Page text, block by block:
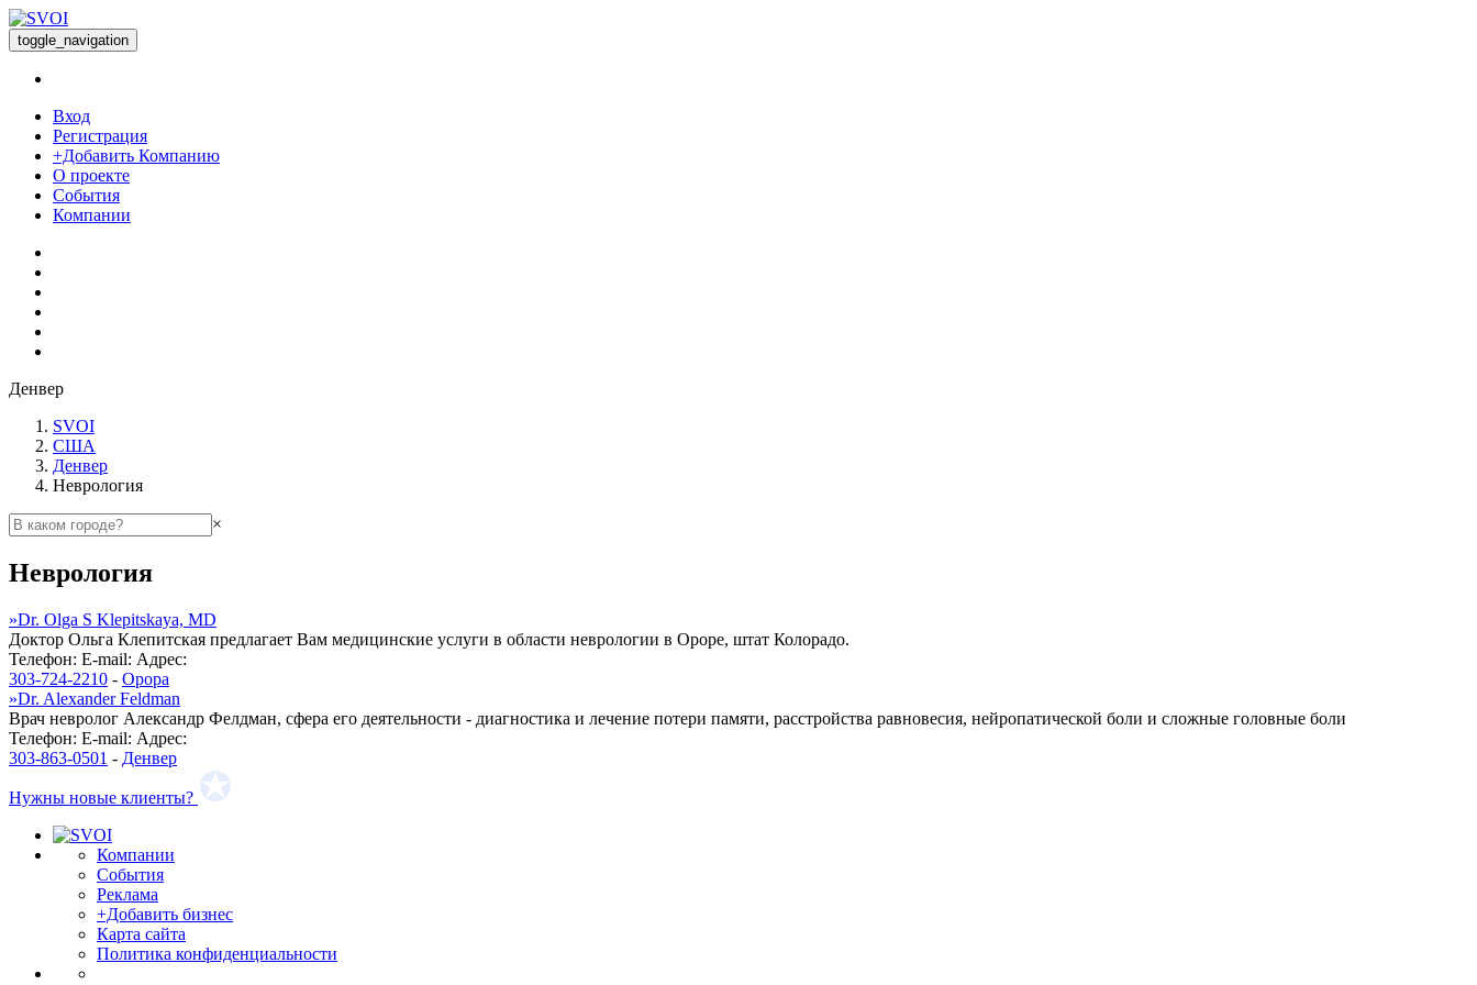
toggle_navigation
Вход
Регистрация
+Добавить Компанию
О проекте
События
Компании
Денвер
SVOI
США
Денвер
Неврология
×
Неврология
»Dr. Olga S Klepitskaya, MD
Доктор Ольга Клепитская предлагает Вам медицинские услуги в области неврологии в Ороре, штат Колорадо.
Телефон: E-mail: Адрес:
303-724-2210 - Орора
»Dr. Alexander Feldman
Врач невролог Александр Фелдман, сфера его деятельности - диагностика и лечение потери памяти, расстройства равновесия, нейропатической боли и сложные головные боли
Телефон: E-mail: Адрес:
303-863-0501 - Денвер
Нужны новые клиенты?
Компании
События
Реклама
+Добавить бизнес
Карта сайта
Политика конфиденциальности